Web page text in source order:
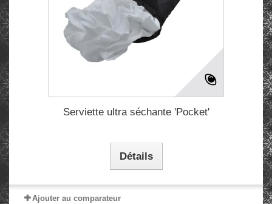
Serviette ultra séchante 'Pocket'
Détails
Ajouter au comparateur